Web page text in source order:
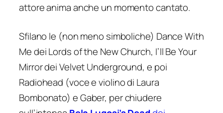
attore anima anche un momento cantato.
Sfilano le (non meno simboliche) Dance With
Medei Lords of the New Church, I’ll Be Your
Mirrordei Velvet Underground, e poi
Radiohead (voce e violino di Laura
Bombonato) e Gaber, per chiudere